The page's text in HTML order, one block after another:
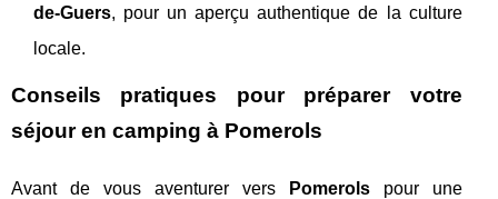
de-Guers, pour un aperçu authentique de la culture
locale.
Conseils pratiques pour préparer votre
séjour en camping à Pomerols
Avant de vous aventurer vers Pomerolspour une